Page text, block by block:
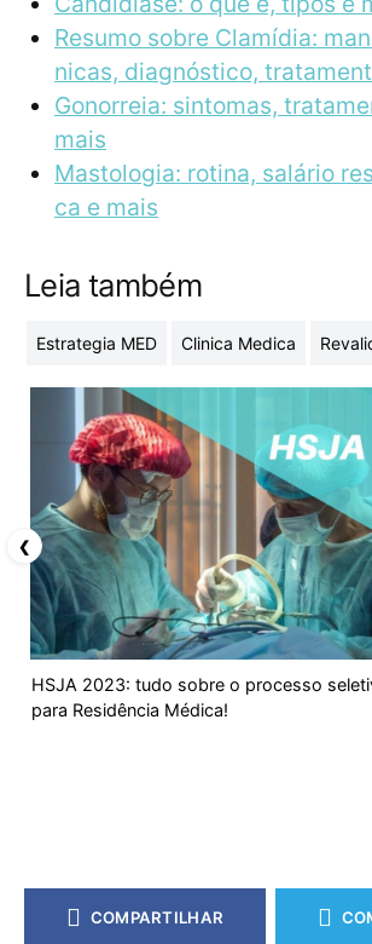
Resumo sobre Clamídia:
nicas, diagnóstico,
Gonorreia: sintomas,
mais
Mastologia: rotina, salário
ca e mais
Leia também
Estrategia MED Clinica Medica
HSJA 2023: tudo sobre o processo
para Residência Médica!
❮
COMPARTILHAR